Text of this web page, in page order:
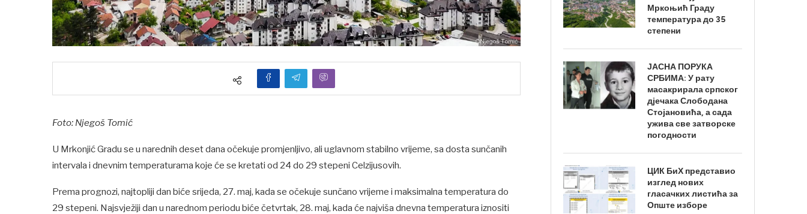
Foto: Njegoš Tomić
U Mrkonjić Gradu se u narednih deset dana očekuje promjenljivo, ali uglavnom stabilno vrijeme, sa dosta sunčanih
intervala i dnevnim temperaturama koje će se kretati od 24 do 29 stepeni Celzijusovih.
Prema prognozi, najtopliji dan biće srijeda, 27. maj, kada se očekuje sunčano vrijeme i maksimalna temperatura do
29 stepeni. Najsvježiji dan u narednom periodu biće četvrtak, 28. maj, kada će najviša dnevna temperatura iznositi
Мркоњић Граду
температура до 35
степени
ЈАСНА ПОРУКА
СРБИМА: У рату
масакрирала српског
дјечака Слободана
Стојановића, а сада
ужива све затворске
погодности
ЦИК БиХ представио
изглед нових
гласачких листића за
Опште изборе